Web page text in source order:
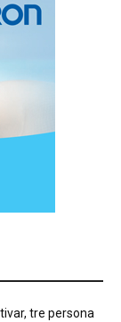
tre persona